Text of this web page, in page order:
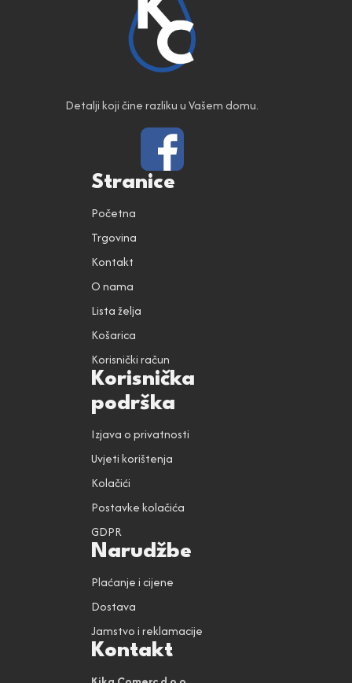
Detalji koji čine razliku u Vašem domu.
Stranice
Početna
Trgovina
Kontakt
O nama
Lista želja
Košarica
Korisnički račun
Korisnička
podrška
Izjava o privatnosti
Uvjeti korištenja
Kolačići
Postavke kolačića
GDPR
Narudžbe
Plaćanje i cijene
Dostava
Jamstvo i reklamacije
Kontakt